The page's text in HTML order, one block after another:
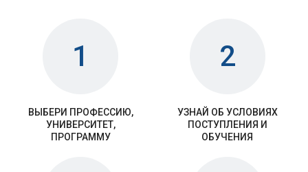
1
ВЫБЕРИ ПРОФЕССИЮ,
УНИВЕРСИТЕТ,
ПРОГРАММУ
2
УЗНАЙ ОБ УСЛОВИЯХ
ПОСТУПЛЕНИЯ И
ОБУЧЕНИЯ